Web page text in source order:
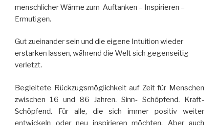
menschlicher Wärme zum Auftanken – Inspirieren –
Ermutigen.
Gut zueinander sein und die eigene Intuition wieder
erstarken lassen, während die Welt sich gegenseitig
verletzt.
Begleitete Rückzugsmöglichkeit auf Zeit für Menschen
zwischen 16 und 86 Jahren. Sinn- Schöpfend. Kraft-
Schöpfend. Für alle, die sich immer positiv weiter
entwickeln oder neu inspirieren möchten. Aber auch